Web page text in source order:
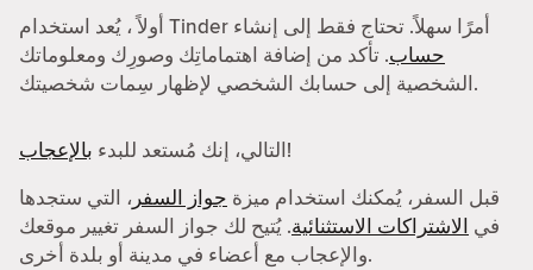
أولاً ، يُعد استخدام Tinder أمرًا سهلاً. تحتاج فقط إلى إنشاء
حساب. تأكد من إضافة اهتماماتِك وصورِك ومعلوماتك
الشخصية إلى حسابك الشخصي لإظهار سِمات شخصيتك.
التالي، إنك مُستعد للبدء بالإعجاب
!
قبل السفر، يُمكنك استخدام ميزة جواز السفر ، التي ستجدها
في الاشتراكات الاستثنائية. يُتيح لك جواز السفر تغيير موقعك
والإعجاب مع أعضاء في مدينة أو بلدة أخرى.